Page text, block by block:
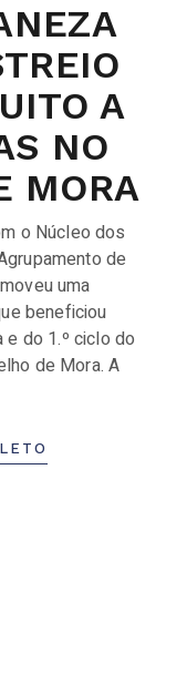
A
NO
MORA
o Núcleo dos
de
uma
beneficiou
do 1.º ciclo do
de Mora. A